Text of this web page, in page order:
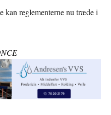
kan reglementerne nu træde i